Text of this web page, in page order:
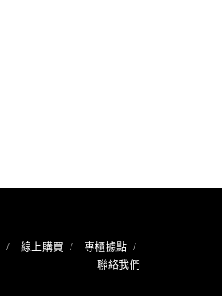
線上購買
專櫃據點
聯絡我們